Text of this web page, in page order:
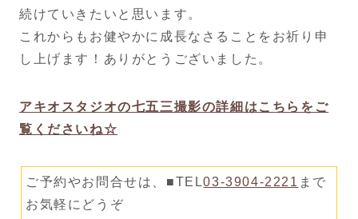
続けていきたいと思います。
これからもお健やかに成長なさることをお祈り申
し上げます！ありがとうございました。
アキオスタジオの七五三撮影の詳細はこちらをご
覧くださいね☆
ご予約やお問合せは、■TEL03-3904-2221 まで
お気軽にどうぞ